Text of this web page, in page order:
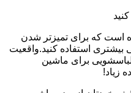
است که برای تمیزتر شدن
بیشتری استفاده کنید.واقعیت
برای ماشین
زیاد!